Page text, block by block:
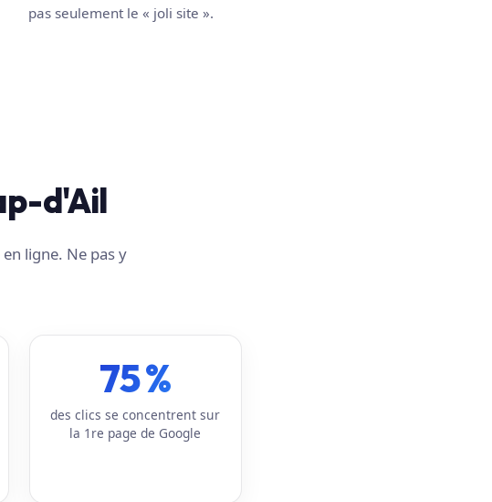
pas seulement le « joli site ».
d'Ail
ligne. Ne pas y
75 %
des clics se concentrent sur
la 1re page de Google